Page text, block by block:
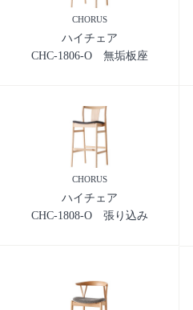
CHORUS
ハイチェア
CHC-1806-O 無垢板座
CHORUS
ハイチェア
CHC-1808-O 張り込み